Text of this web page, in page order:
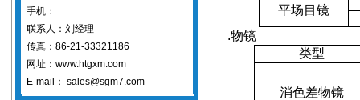
手机：
联系人：刘经理
传真：86-21-33321186
网址：www.htgxm.com
E-mail： sales@sgm7.com
平场目镜
.物镜
类型
消色差物镜